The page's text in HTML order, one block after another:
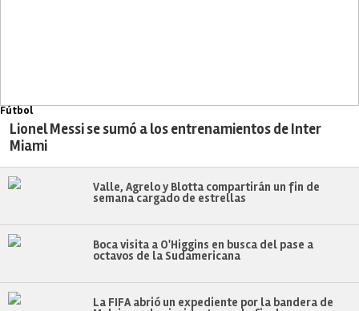
Fútbol
Lionel Messi se sumó a los entrenamientos de Inter
Miami
Valle, Agrelo y Blotta compartirán un fin de
semana cargado de estrellas
Boca visita a O'Higgins en busca del pase a
octavos de la Sudamericana
La FIFA abrió un expediente por la bandera de